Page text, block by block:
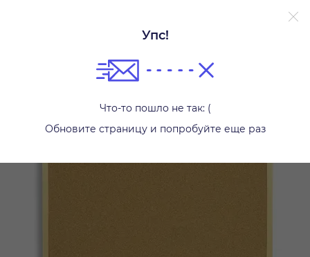
Упс!
Что-то пошло не так: (
Обновите страницу и попробуйте еще раз